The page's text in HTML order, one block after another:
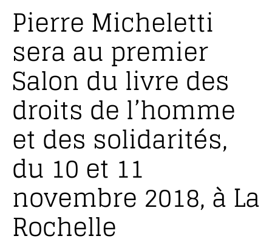
Pierre Micheletti
sera au premier
Salon du livre des
droits de l’homme
et des solidarités,
du 10 et 11
novembre 2018, à La
Rochelle